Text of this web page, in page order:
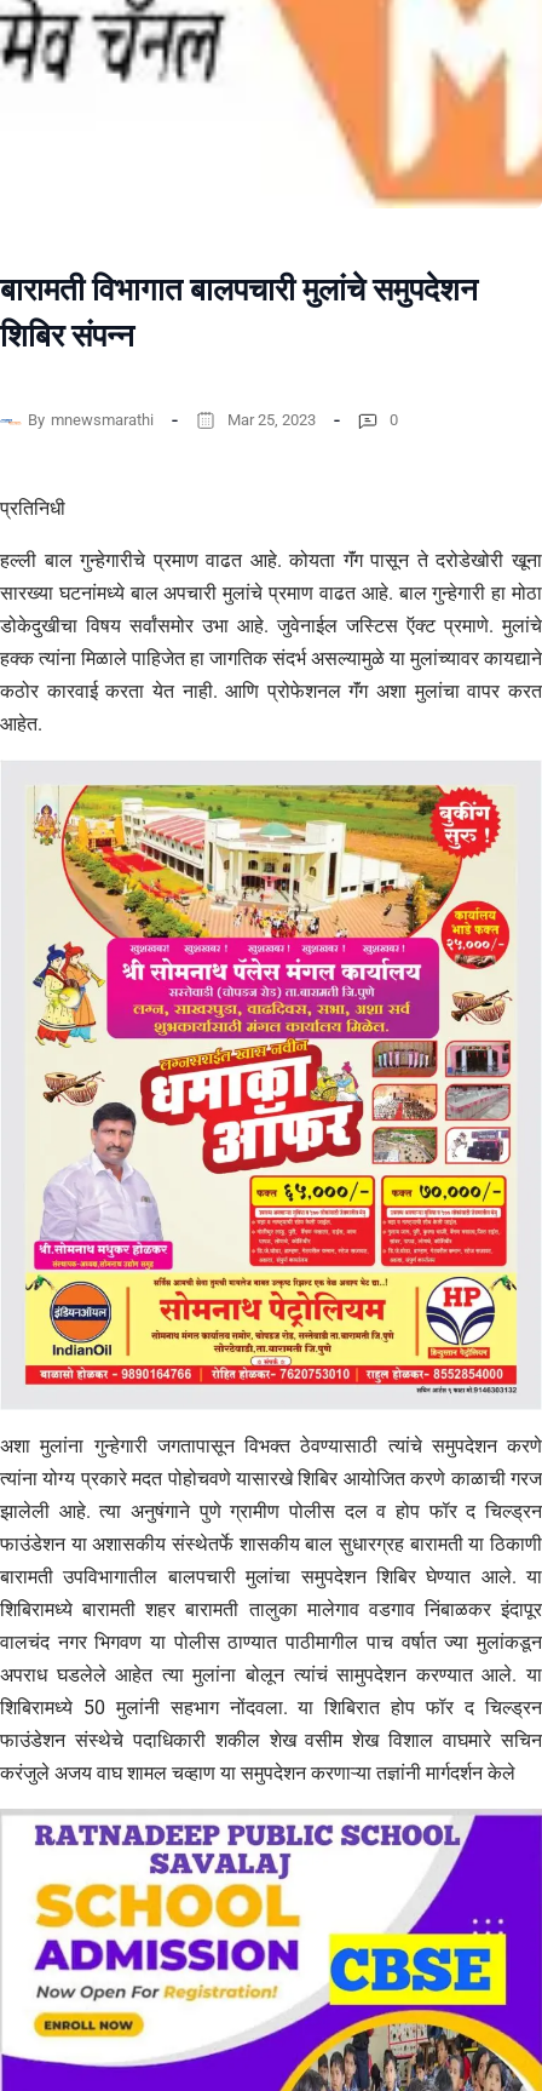
बारामती विभागात बालपचारी मुलांचे समुपदेशन
शिबिर संपन्न
By mnewsmarathi Mar 25, 2023 0
प्रतिनिधी
हल्ली बाल गुन्हेगारीचे प्रमाण वाढत आहे. कोयता गॅंग पासून ते दरोडेखोरी खूना
सारख्या घटनांमध्ये बाल अपचारी मुलांचे प्रमाण वाढत आहे. बाल गुन्हेगारी हा मोठा
डोकेदुखीचा विषय सर्वांसमोर उभा आहे. जुवेनाईल जस्टिस ऍक्ट प्रमाणे. मुलांचे
हक्क त्यांना मिळाले पाहिजेत हा जागतिक संदर्भ असल्यामुळे या मुलांच्यावर कायद्याने
कठोर कारवाई करता येत नाही. आणि प्रोफेशनल गॅंग अशा मुलांचा वापर करत
आहेत.
अशा मुलांना गुन्हेगारी जगतापासून विभक्त ठेवण्यासाठी त्यांचे समुपदेशन करणे
त्यांना योग्य प्रकारे मदत पोहोचवणे यासारखे शिबिर आयोजित करणे काळाची गरज
झालेली आहे. त्या अनुषंगाने पुणे ग्रामीण पोलीस दल व होप फॉर द चिल्ड्रन
फाउंडेशन या अशासकीय संस्थेतर्फे शासकीय बाल सुधारग्रह बारामती या ठिकाणी
बारामती उपविभागातील बालपचारी मुलांचा समुपदेशन शिबिर घेण्यात आले. या
शिबिरामध्ये बारामती शहर बारामती तालुका मालेगाव वडगाव निंबाळकर इंदापूर
वालचंद नगर भिगवण या पोलीस ठाण्यात पाठीमागील पाच वर्षात ज्या मुलांकडून
अपराध घडलेले आहेत त्या मुलांना बोलून त्यांचं सामुपदेशन करण्यात आले. या
शिबिरामध्ये 50 मुलांनी सहभाग नोंदवला. या शिबिरात होप फॉर द चिल्ड्रन
फाउंडेशन संस्थेचे पदाधिकारी शकील शेख वसीम शेख विशाल वाघमारे सचिन
करंजुले अजय वाघ शामल चव्हाण या समुपदेशन करणाऱ्या तज्ञांनी मार्गदर्शन केले